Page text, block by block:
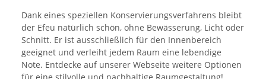
Dank eines speziellen Konservierungsverfahrens bleibt
der Efeu natürlich schön, ohne Bewässerung, Licht oder
Schnitt. Er ist ausschließlich für den Innenbereich
geeignet und verleiht jedem Raum eine lebendige
Note. Entdecke auf unserer Webseite weitere Optionen